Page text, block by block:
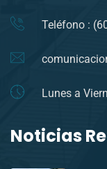
Teléfono :
Lunes a
Noticias